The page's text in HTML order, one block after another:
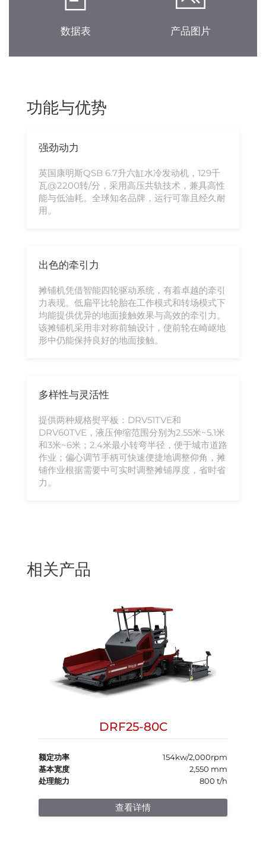
数据表 产品图片
功能与优势
强劲动力
英国康明斯QSB 6.7升六缸水冷发动机，129千
瓦@2200转/分，采用高压共轨技术，兼具高性
能与低油耗。全球知名品牌，运行可靠且经久耐
用。
出色的牵引力
摊铺机凭借智能四轮驱动系统，有着卓越的牵引
力表现。低扁平比轮胎在工作模式和转场模式下
均能提供优异的地面接触效果与高效的牵引力。
该摊铺机采用非对称前轴设计，使前轮在崎岖地
形中仍能保持良好的地面接触。
多样性与灵活性
提供两种规格熨平板：DRV51TVE和
DRV60TVE，液压伸缩范围分别为2.55米~5.1米
和3米~6米；2.4米最小转弯半径，便于城市道路
作业；偏心调节手柄可快速便捷地调整仰角，摊
铺作业根据需要中可实时调整摊铺厚度，省时省
力。
相关产品
DRF25-80C
额定功率
154kw/2,000rpm
基本宽度
2,550 mm
处理能力
800 t/h
查看详情